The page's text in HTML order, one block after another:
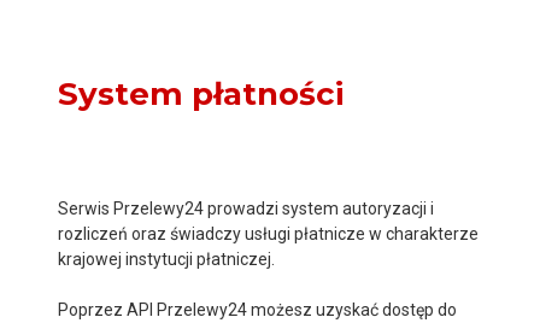
System płatności
Serwis Przelewy24 prowadzi system autoryzacji i
rozliczeń oraz świadczy usługi płatnicze w charakterze
krajowej instytucji płatniczej.
Poprzez API Przelewy24 możesz uzyskać dostęp do